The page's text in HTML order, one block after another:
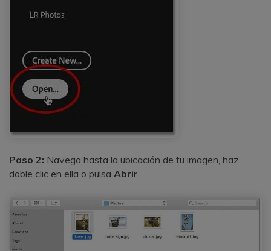
Paso 2: Navega hasta la ubicación de tu imagen, haz
doble clic en ella o pulsa Abrir.